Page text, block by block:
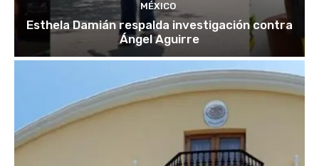
MÉXICO
Esthela Damián respalda investigación contra
Ángel Aguirre